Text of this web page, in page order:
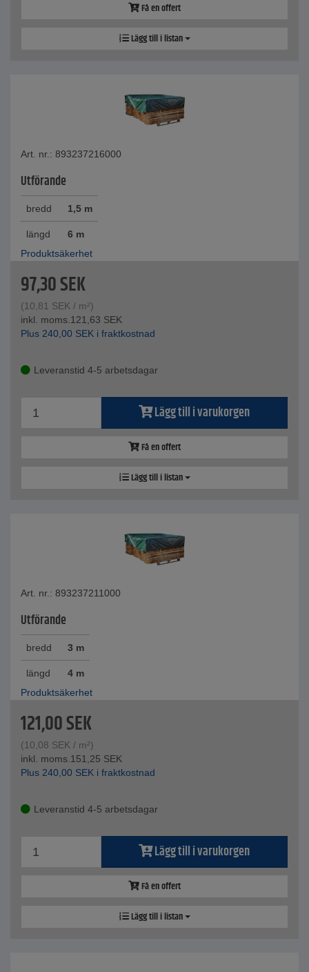
Få en offert
Lägg till i listan
Art. nr.: 893237216000
Utförande
bredd 1,5 m
längd
6 m
Produktsäkerhet
97,30SEK
(10,81 SEK / m²)
inkl. moms.121,63 SEK
Plus 240,00 SEK i fraktkostnad
Leveranstid 4-5 arbetsdagar
Lägg till i varukorgen
Få en offert
Lägg till i listan
Art. nr.: 893237211000
Utförande
bredd 3 m
längd
4 m
Produktsäkerhet
121,00SEK
(10,08 SEK / m²)
inkl. moms.151,25 SEK
Plus 240,00 SEK i fraktkostnad
Leveranstid 4-5 arbetsdagar
Lägg till i varukorgen
Få en offert
Lägg till i listan